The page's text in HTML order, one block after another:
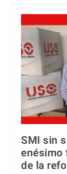
SMI sin
enésimo
de la